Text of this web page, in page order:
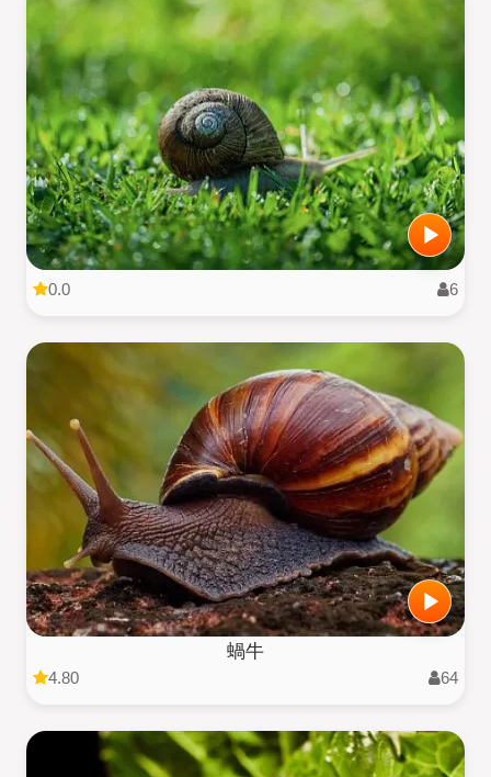
0.0 6
蝸牛
4.80 64